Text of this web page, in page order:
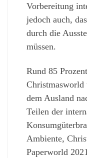
Vorbereitung
jedoch auch,
durch die
müssen.
Rund 85
Christmasworld
dem Ausland
Teilen der
Ambiente,
Paperworld